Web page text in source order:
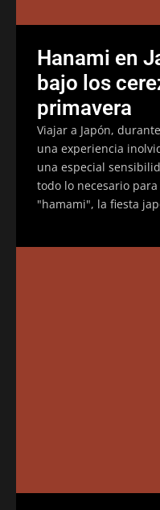
Hanami en
bajo los
primavera
Viajar a Japón,
una experiencia
una especial
todo lo necesario
"hamami", la fiesta